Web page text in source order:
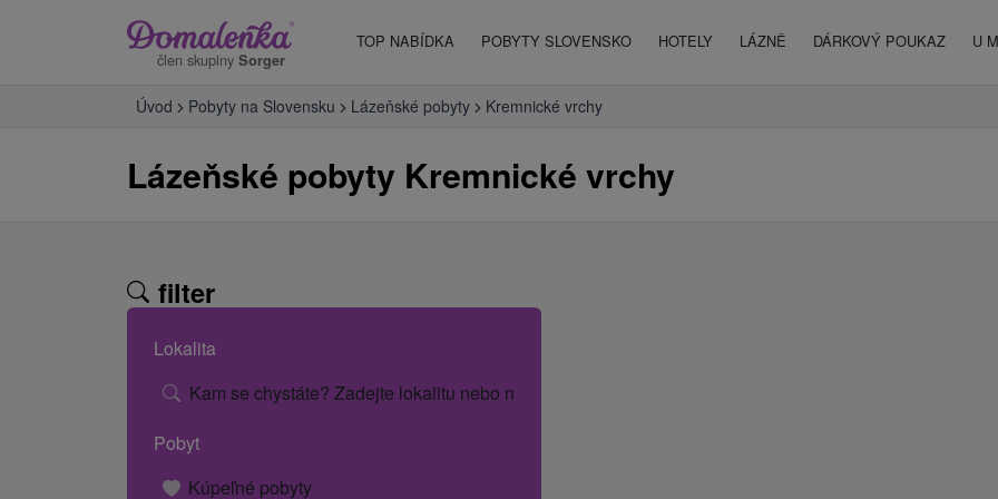
člen skupiny Sorger
TOP NABÍDKA POBYTY SLOVENSKO HOTELY LÁZNĚ DÁRKOVÝ POUKAZ U
Úvod Pobyty na Slovensku Lázeňské pobyty Kremnické vrchy
Lázeňské pobyty Kremnické vrchy
filter
Lokalita
Kam se chystáte? Zadejte lokalitu nebo název hotelu.
Pobyt
Kúpeľné pobyty